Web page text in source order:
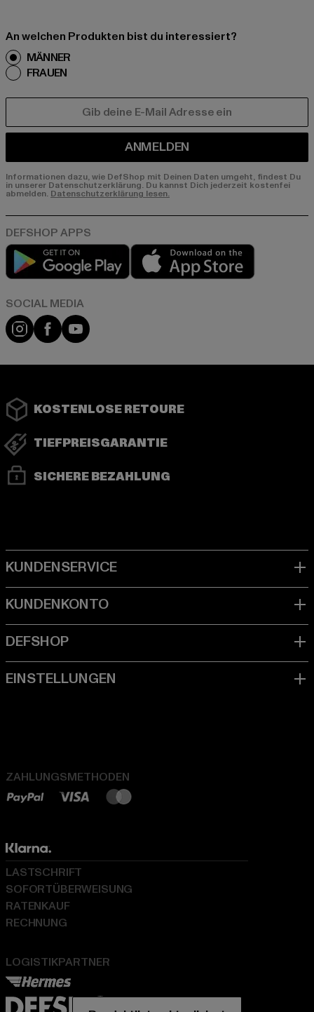
An welchen Produkten bist du interessiert?
MÄNNER
FRAUEN
ANMELDEN
Informationen dazu, wie DefShop mit Deinen Daten umgeht, findest Du
in unserer Datenschutzerklärung. Du kannst Dich jederzeit kostenfei
abmelden. Datenschutzerklärung lesen.
Play market
Instagram
FacebookYouTube
KOSTENLOSE RETOURE
TIEFPREISGARANTIE
SICHERE BEZAHLUNG
ZAHLUNGSMETHODEN
LOGISTIKPARTNER
LASTSCHRIFT
SOFORTÜBERWEISUNG
RATENKAUF
RECHNUNG